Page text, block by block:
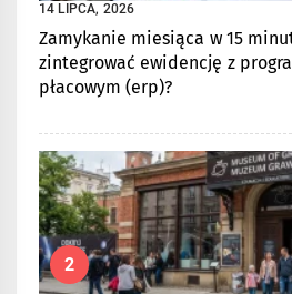
14 LIPCA, 2026
Zamykanie miesiąca w 15
zintegrować ewidencję z
płacowym (erp)?
2